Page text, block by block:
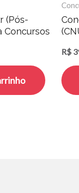
(Pós-
Concursos
R$